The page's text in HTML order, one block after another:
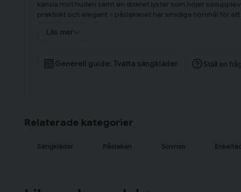
känsla mot huden samt en diskret lyster som höjer
praktiskt och elegant – påslakanet har smidiga hörnhål för
örngottet har en klassisk kuvertöppning.
Om satin
Läs mer
Generell guide: Tvätta sängkläder Ställ en
Relaterade kategorier
Sängkläder Påslakan Sovrum